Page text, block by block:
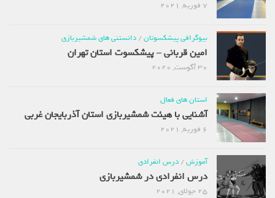
7 فوریه, 2021
بیوگرافی پیشکسوتان/ دانستنی های شمشیربازی
امین قربانی – پیشکسوت استان تهران
30 آگوست, 2020
استان های فعال
آشنایی با هیئت شمشیربازی استان آذربایجان غربی
6 فوریه, 2021
آموزش/ درس انفرادی
درس انفرادی در شمشیربازی
25 جولای, 2021